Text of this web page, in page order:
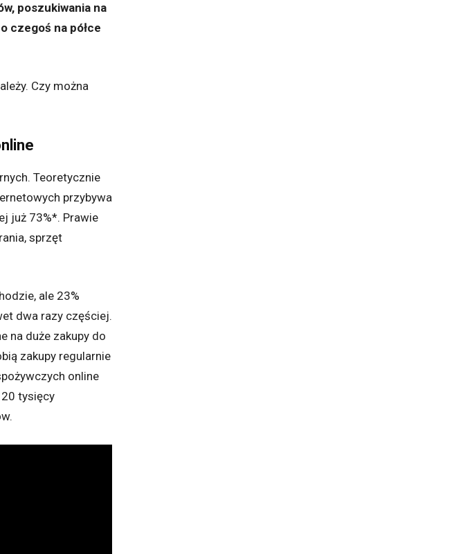
poszukiwania na
czegoś na półce
Czy można
Teoretycznie
przybywa
już 73%*. Prawie
sprzęt
ale 23%
dwa razy częściej.
na duże zakupy do
zakupy regularnie
online
tysięcy